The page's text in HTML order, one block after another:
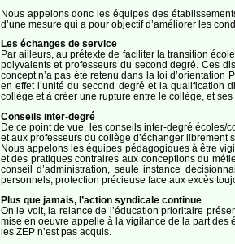
Nous appelons donc les équipes des
d’une mesure qui a pour objectif d’améliorer les
Les échanges de service
Par ailleurs, au prétexte de faciliter la transition
polyvalents et professeurs du second degré. Ces
concept n’a pas été retenu dans la loi
en effet l’unité du second degré et la qualification
collège et à créer une rupture entre le collège, et ses
Conseils inter-degré
De ce point de vue, les conseils inter-degré écoles/
et aux professeurs du collège d’échanger librement
Nous appelons les équipes pédagogiques à être
et des pratiques contraires aux conceptions du
conseil d’administration, seule instance
personnels, protection précieuse face aux excès
Plus que jamais, l’action syndicale continue
On le voit, la relance de l’éducation prioritaire
mise en oeuvre appelle à la vigilance de la part des
les ZEP n’est pas acquis.